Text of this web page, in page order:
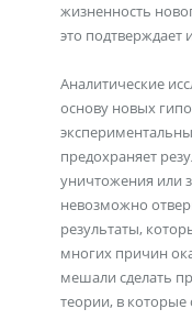
жизненность
это подтверждает
Аналитические
основу новых
предохраняет
уничтожения или
невозможно
результаты,
многих причин
мешали сделать
теории, в которые